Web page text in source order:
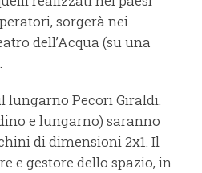
sorgerà nei
dell’Acqua (su una
lungarno Pecori Giraldi.
e lungarno) saranno
di dimensioni 2x1. Il
e gestore dello spazio, in